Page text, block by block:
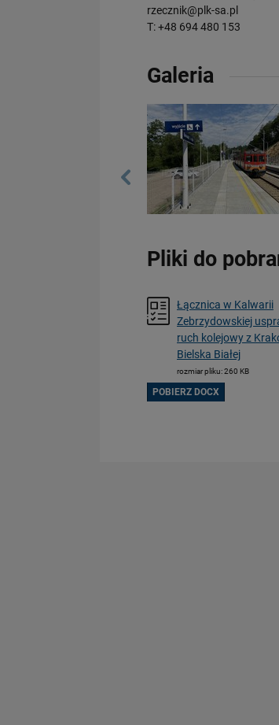
rzecznik@plk-sa.pl
T: +48 694 480 153
Galeria
Pliki do
Łącznica w Kalwarii
Zebrzydowskiej
ruch kolejowy z
Bielska Białej
rozmiar pliku: 260 KB
POBIERZ DOCX